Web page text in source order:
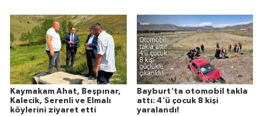
Kaymakam Ahat, Beşpınar,
Kalecik, Serenli ve Elmalı
köylerini ziyaret etti
Bayburt'ta otomobil takla
attı: 4'ü çocuk 8 kişi
yaralandı!